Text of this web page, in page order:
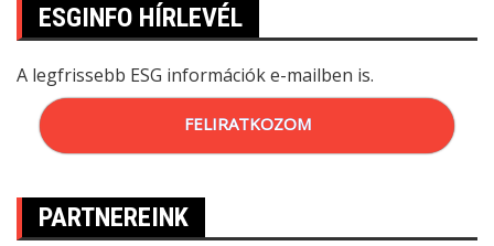
ESGINFO HÍRLEVÉL
A legfrissebb ESG információk e-mailben is.
FELIRATKOZOM
PARTNEREINK